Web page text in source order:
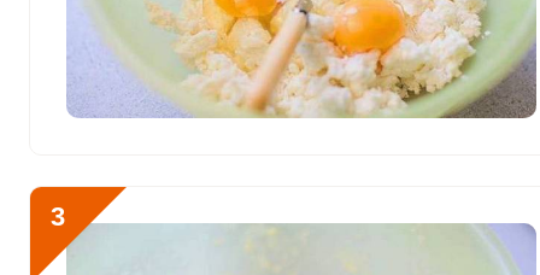
Сера 1781.8 мг
Фосфор 3056.5 мг
Алюминий
Железо 11.3 мг
3